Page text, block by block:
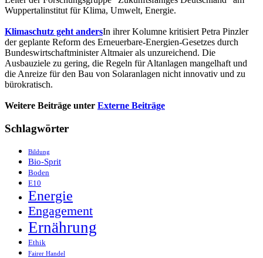
Wuppertalinstitut für Klima, Umwelt, Energie.
Klimaschutz geht andersIn ihrer Kolumne kritisiert Petra Pinzler
der geplante Reform des Erneuerbare-Energien-Gesetzes durch
Bundeswirtschaftminister Altmaier als unzureichend. Die
Ausbauziele zu gering, die Regeln für Altanlagen mangelhaft und
die Anreize für den Bau von Solaranlagen nicht innovativ und zu
bürokratisch.
Weitere Beiträge unter Externe Beiträge
Schlagwörter
Bildung
Bio-Sprit
Boden
E10
Energie
Engagement
Ernährung
Ethik
Fairer Handel